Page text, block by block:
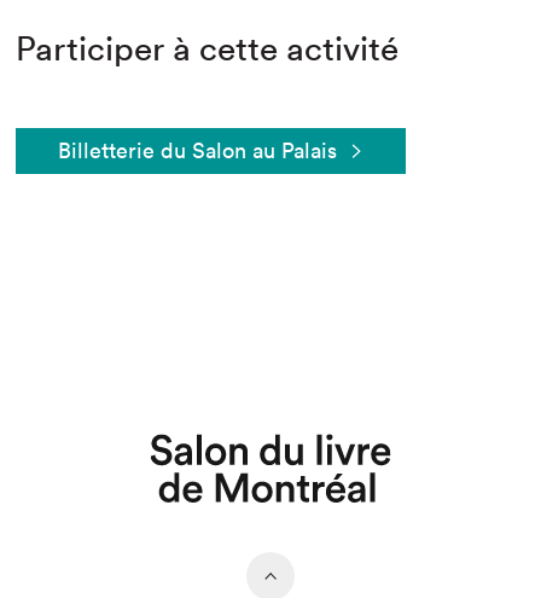
Participer à cette activité
Billetterie du Salon au Palais